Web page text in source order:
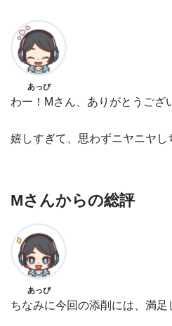
あっぴ
わー！Mさん、ありがとうござ
嬉しすぎて、思わずニヤニヤし
Mさんからの総評
あっぴ
ちなみに今回の添削には、満足